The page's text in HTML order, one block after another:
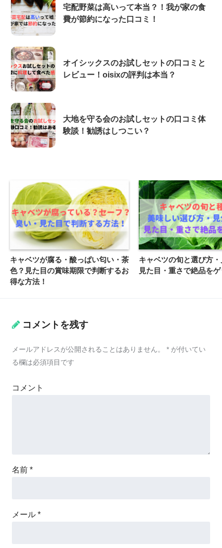
宅配野菜は高いって本当？！我が家の食
費が節約になった口コミ！
オイシックスのお試しセットの口コミと
レビュー！oisixの評判は本当？
大地を守る会のお試しセットの口コミ体
験談！勧誘はしつこい？
キャベツが腐る・酸っぱい匂い・茶
色？見た目の賞味期限で判断するお
得な方法！
キャベツの旬と選び方
見た目・重さで絶品を
コメントを残す
メールアドレスが公開されることはありません。 * が付いてい
る欄は必須項目です
コメント
名前 *
メール *